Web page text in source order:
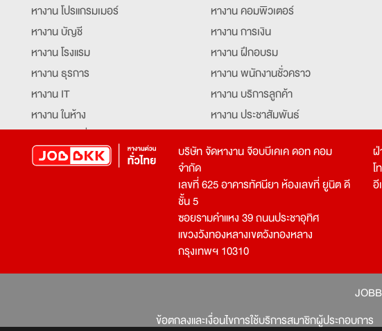
หางาน โปรแกรมเมอร์
หางาน บัญชี
หางาน โรงแรม
หางาน ธุรการ
หางาน IT
หางาน ในห้าง
หางาน ท่องเที่ยว
หางาน จัดซื้อ
หางาน เจ้าหน้าที่รักษาความปลอดภัย
โปรแกรมเมอร์
หางาน คอมพิวเตอร์
หางาน การเงิน
หางาน ฝึกอบรม
หางาน พนักงานชั่วคราว
หางาน บริการลูกค้า
หางาน ประชาสัมพันธ์
หางาน รับโทรศัพท์
หางาน ประสานงาน
หางาน จองตั๋ว
หางาน กุ๊ก
หางาน นักศึกษาฝึกงาน
หางาน Mobile Application
Developer
บริการสรรหาพนักงาน
บริษัท จัดหางาน จ๊อบบีเคเค ดอท คอม
จำกัด
เลขที่ 625 อาคารทัศนียา ห้องเลขที่ ยูนิต ดี
ชั้น 5
ซอยรามคำแหง 39 ถนนประชาอุทิศ
แขวงวังทองหลางเขตวังทองหลาง
กรุงเทพฯ 10310
อี
ข้อตกลงและเงื่อนไขการใช้บริการสมาชิกผู้ประกอบการ